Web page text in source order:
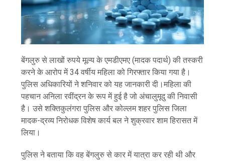
बेंगलुरु से लाखों रुपये मूल्य के एमडीएमए (मादक पदार्थ) की तस्करी
करने के आरोप में 34 वर्षीय महिला को गिरफ्तार किया गया है।
पुलिस अधिकारियों ने शनिवार को यह जानकारी दी।महिला की
पहचान अनिला रवींद्रन के रूप में हुई है जो अंचालुमूदु की निवासी
है। उसे शक्तिकुलंगरा पुलिस और कोल्लम शहर पुलिस जिला
मादक-द्रव्य निरोधक विशेष कार्य बल ने शुक्रवार शाम हिरासत में
लिया।
पुलिस ने बताया कि वह बेंगलुरु से कार में यात्रा कर रही थी और